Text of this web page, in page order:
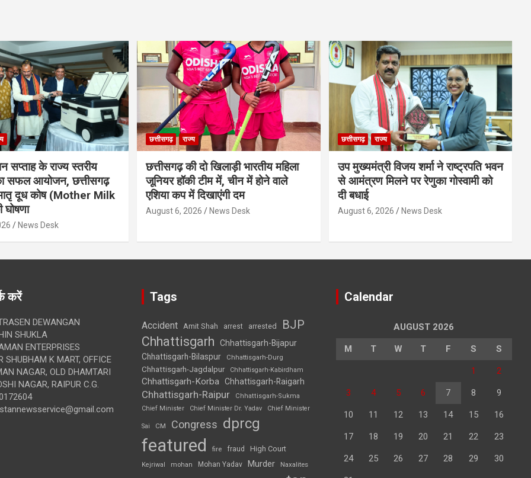
सप्ताह के राज्य स्तरीय
सफल आयोजन, छत्तीसगढ़
दूध कोष (Mother Milk
News Desk
छत्तीसगढ़ राज्य
छत्तीसगढ़ की दो खिलाड़ी भारतीय महिला
जूनियर हॉकी टीम में, चीन में होने वाले
एशिया कप में दिखाएंगी दम
August 6, 2026 News Desk
छत्तीसगढ़ राज्य
उप मुख्यमंत्री विजय शर्मा ने राष्ट्रपति भवन
से आमंत्रण मिलने पर रेणुका गोस्वामी को
दी बधाई
August 6, 2026 News Desk
करें
DEWANGAN
SHUKLA
ENTERPRISES
SHUBHAM K MART, OFFICE
NAGAR, OLD DHAMTARI
NAGAR, RAIPUR C.G.
Tags
Accident Amit Shah arrest arrested BJP
Chhattisgarh
Chhattisgarh-Bijapur
Chhattisgarh-Bilaspur
Chhattisgarh-Durg
Chhattisgarh-Jagdalpur Chhattisgarh-Kabirdham
Chhattisgarh-Korba Chhattisgarh-Raigarh
Chhattisgarh-Raipur
Chhattisgarh-Sukma
Chief Minister
Chief Minister Dr. Yadav Chief Minister
Sai CM Congress dprcg
featured fire fraud High Court
Kejriwal mohan Mohan Yadav Murder Naxalites
Calendar
AUGUST 2026
M T W T F S S
1 2
3 4 5 6 7 8 9
10 11 12 13 14 15 16
17 18 19 20 21 22 23
24 25 26 27 28 29 30